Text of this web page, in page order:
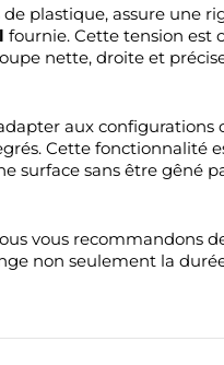
plastique, assure une
fournie. Cette tension est
nette, droite et
aux configurations
Cette fonctionnalité
surface sans être gêné
vous recommandons
non seulement la